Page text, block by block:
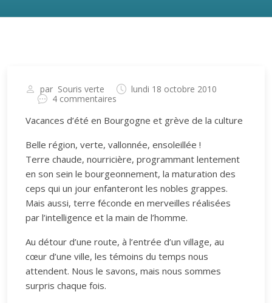
par Souris verte
lundi 18 octobre 2010
4 commentaires
Vacances d’été en Bourgogne et grève de la culture
Belle région, verte, vallonnée, ensoleillée !
Terre chaude, nourricière, programmant lentement
en son sein le bourgeonnement, la maturation des
ceps qui un jour enfanteront les nobles grappes.
Mais aussi, terre féconde en merveilles réalisées
par l’intelligence et la main de l’homme.
Au détour d’une route, à l’entrée d’un village, au
cœur d’une ville, les témoins du temps nous
attendent. Nous le savons, mais nous sommes
surpris chaque fois.